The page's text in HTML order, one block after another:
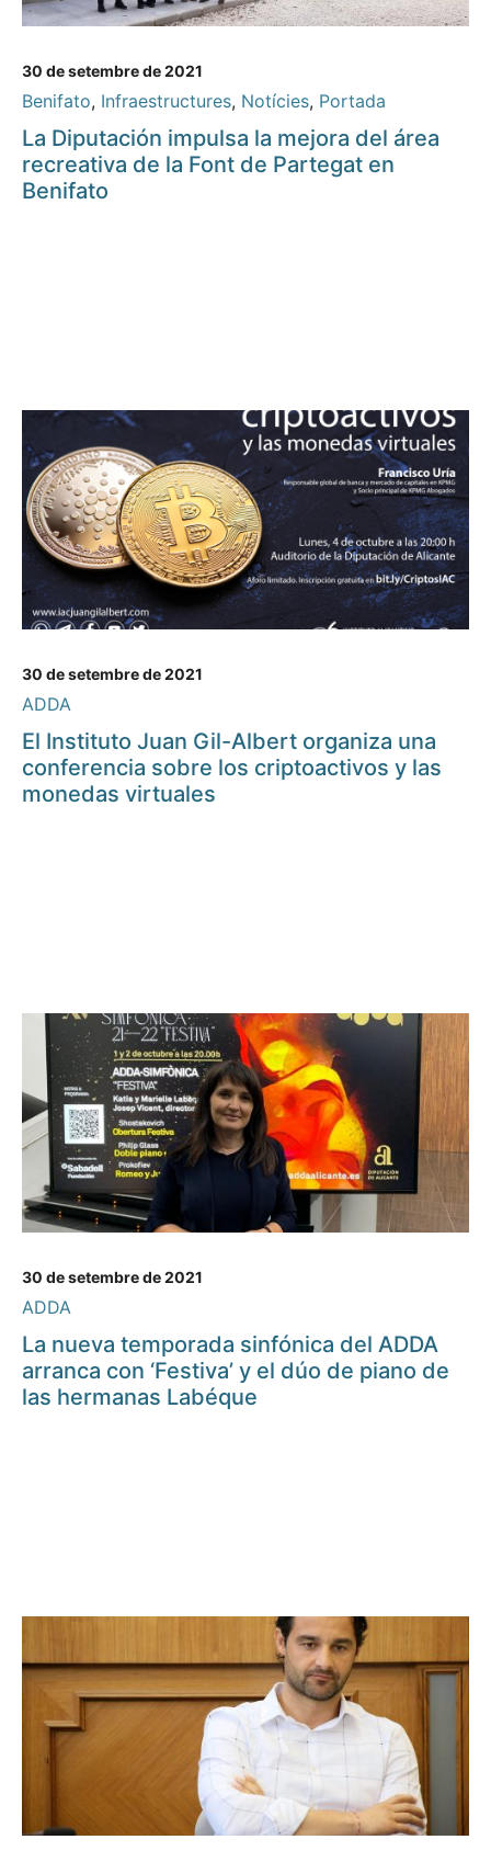
30 de setembre de 2021
Benifato, Infraestructures, Notícies, Portada
La Diputación impulsa la mejora del área
recreativa de la Font de Partegat en
Benifato
30 de setembre de 2021
ADDA
El Instituto Juan Gil-Albert organiza una
conferencia sobre los criptoactivos y las
monedas virtuales
30 de setembre de 2021
ADDA
La nueva temporada sinfónica del ADDA
arranca con ‘Festiva’ y el dúo de piano de
las hermanas Labéque